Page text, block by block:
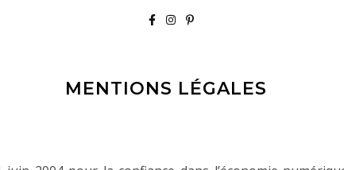
MENTIONS LÉGALES